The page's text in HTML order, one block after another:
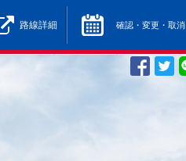
路線詳細 確認・変更・取消